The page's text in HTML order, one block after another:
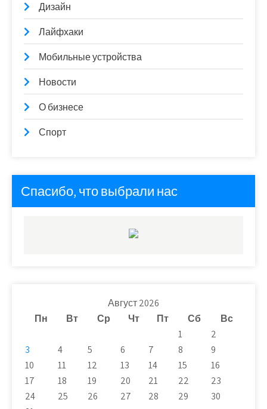
Дизайн
Лайфхаки
Мобильные устройства
Новости
О бизнесе
Спорт
Спасибо, что выбрали нас
Август 2026
Пн
Вт Ср Чт Пт Сб
Вс
1
2
3
4 5 6 7 8
9
10
11 12 13 14 15
16
17
18 19 20 21 22
23
24
25 26 27 28 29
30